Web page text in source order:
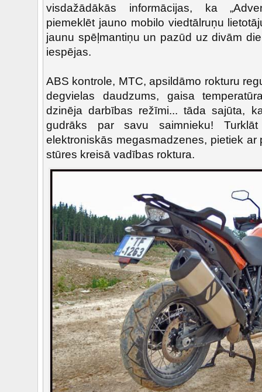
visdažādākās informācijas, ka
piemeklēt jauno mobilo viedtālruņu
jaunu spēļmantiņu un pazūd uz divām
iespējas.
ABS kontrole, MTC, apsildāmo rokturu
degvielas daudzums, gaisa
dzinēja darbības režīmi... tāda sajūta,
gudrāks par savu saimnieku!
elektroniskās megasmadzenes, pietiek ar
stūres kreisā vadības roktura.